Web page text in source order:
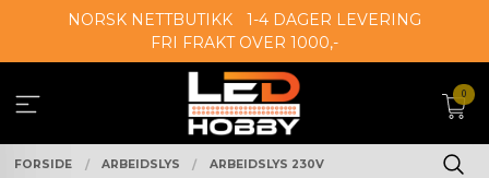
NORSK NETTBUTIKK
1-4 DAGER LEVERING
FRI FRAKT OVER 1000,-
0
FORSIDE ARBEIDSLYS ARBEIDSLYS 230V